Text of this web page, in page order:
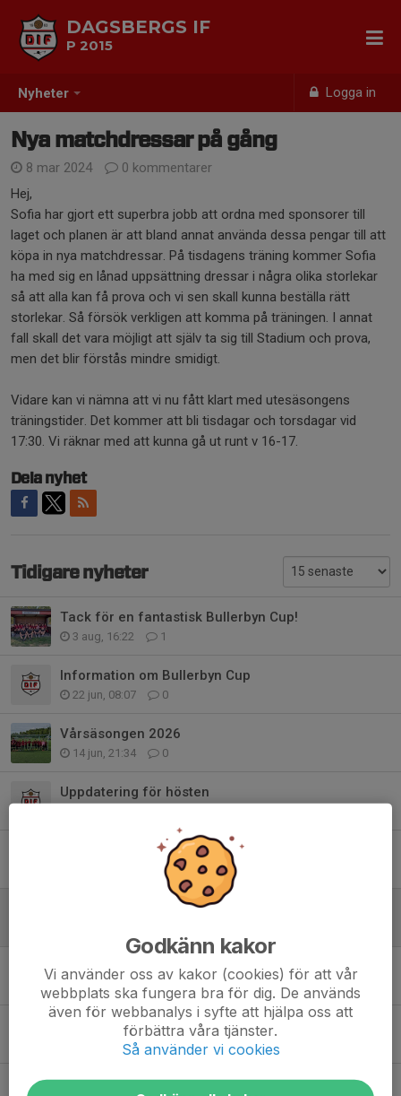
Nyheter Logga in
DAGSBERGS IF
P 2015
Nya matchdressar på gång
8 mar 2024
0 kommentarer
Hej,
Sofia har gjort ett superbra jobb att ordna med sponsorer till
laget och planen är att bland annat använda dessa pengar till att
köpa in nya matchdressar. På tisdagens träning kommer Sofia
ha med sig en lånad uppsättning dressar i några olika storlekar
så att alla kan få prova och vi sen skall kunna beställa rätt
storlekar. Så försök verkligen att komma på träningen. I annat
fall skall det vara möjligt att själv ta sig till Stadium och prova,
men det blir förstås mindre smidigt.
Vidare kan vi nämna att vi nu fått klart med utesäsongens
träningstider. Det kommer att bli tisdagar och torsdagar vid
17:30. Vi räknar med att kunna gå ut runt v 16-17.
Dela nyhet
Tidigare nyheter
Tack för en fantastisk Bullerbyn Cup!
3 aug, 16:22 1
Information om Bullerbyn Cup
22 jun, 08:07 0
Vårsäsongen 2026
14 jun, 21:34 0
Uppdatering för hösten
Lite datum för våren
0
Nya matchdressar på gång
Nya ledare
19 nov 2023
Matchprogram
30 okt 2023 0
Sammandrag 4:e November
Godkänn kakor
Vi använder oss av kakor (cookies) för att vår
webbplats ska fungera bra för dig. De används
även för webbanalys i syfte att hjälpa oss att
förbättra våra tjänster.
Så använder vi cookies